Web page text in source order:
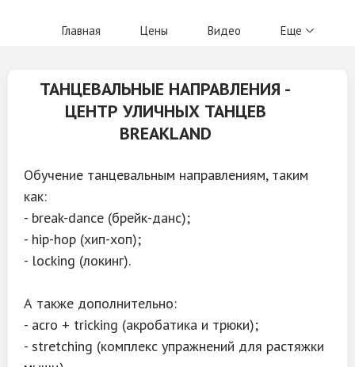
Главная Цены Видео Еще
ТАНЦЕВАЛЬНЫЕ НАПРАВЛЕНИЯ -
ЦЕНТР УЛИЧНЫХ ТАНЦЕВ
BREAKLAND
Обучение танцевальным направлениям, таким
как:
- break-dance (брейк-данс);
- hip-hop (хип-хоп);
- locking (локинг).
А также дополнительно:
- acro + tricking (акробатика и трюки);
- stretching (комплекс упражнений для растяжки